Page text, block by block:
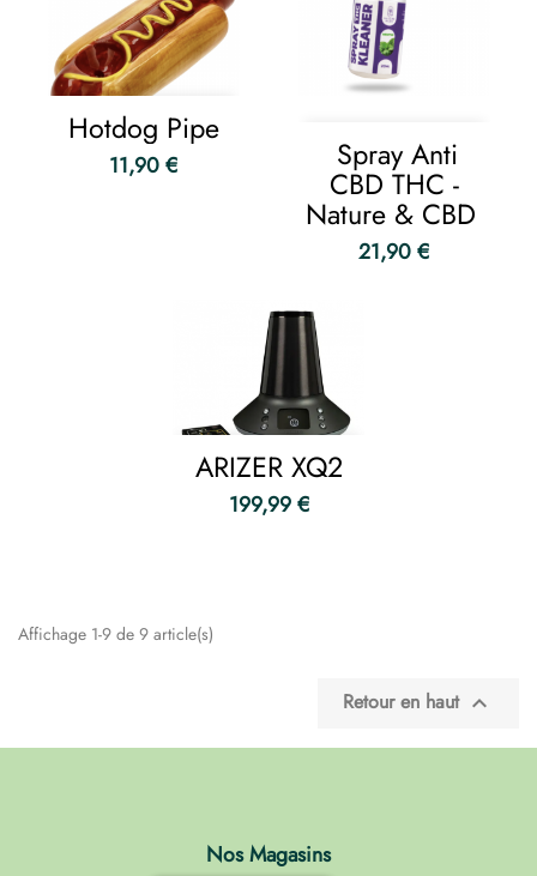
Hotdog Pipe
11,90 € Spray Anti
CBD THC -
Nature & CBD
21,90 €
ARIZER XQ2
199,99 €
Affichage 1-9 de 9 article(s)
Retour en haut 
Nos Magasins